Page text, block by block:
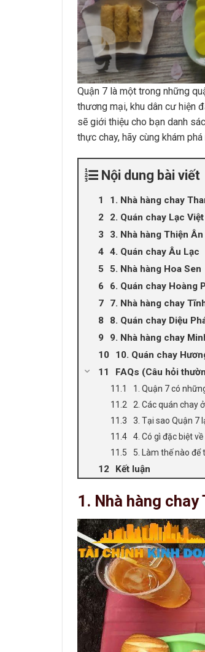
Quận 7 là một trong những
thương mại, khu dân cư hiện
sẽ giới thiệu cho bạn danh
thực chay, hãy cùng khám
Nội dung bài viết
1. Nhà hàng chay
2. Quán chay Lạc Việt
3. Nhà hàng Thiện Ân
4. Quán chay Âu Lạc
5. Nhà hàng Hoa Sen
6. Quán chay Hoàng
7. Nhà hàng chay
8. Quán chay Diệu
9. Nhà hàng chay
10. Quán chay
FAQs (Câu hỏi
1. Quận 7 có
2. Các quán chay
3. Tại sao Quận 7
4. Có gì đặc biệt
5. Làm thế nào để
Kết luận
1. Nhà hàng chay